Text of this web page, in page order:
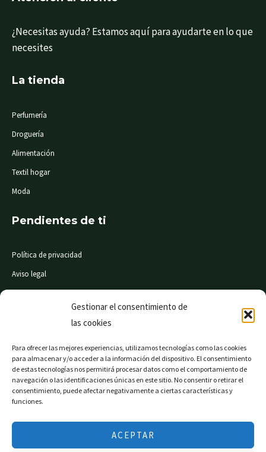
Gestionar el consentimiento de
las cookies
Para ofrecer las mejores experiencias, utilizamos tecnologías como las cookies
para almacenar y/o acceder a la información del dispositivo. El consentimiento
de estas tecnologías nos permitirá procesar datos como el comportamiento de
navegación o las identificaciones únicas en este sitio. No consentir o retirar el
consentimiento, puede afectar negativamente a ciertas características y
funciones.
ACEPTAR
¿Necesitas ayuda? Estamos aquí para ayudarte en lo que
necesites
La tienda
Perfumería
Droguería
Alimentación
Textil hogar
Moda
Pendientes de ti
Política de privacidad
Aviso legal
Condiciones de compra
© Mi Súper 24 horas. Todos los derechos reservados
Página web financiada por el Programa KIT Digital. Plan